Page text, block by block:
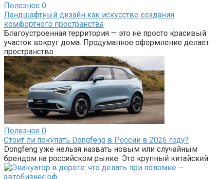
Полезное 0
Ландшафтный дизайн как искусство создания
комфортного пространства
Благоустроенная территория — это не просто красивый
участок вокруг дома. Продуманное оформление делает
пространство
Полезное 0
Стоит ли покупать Dongfeng в России в 2026 году?
Dongfeng уже нельзя назвать новым или случайным
брендом на российском рынке. Это крупный китайский